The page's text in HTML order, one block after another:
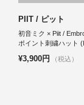
PIIT / ピット
初音ミク × Piit /
ポイント刺繍ハット
¥3,900円 （税込）